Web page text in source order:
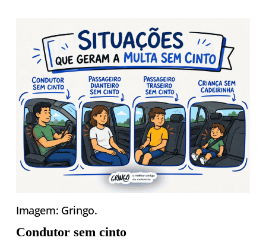
Imagem: Gringo.
Condutor sem cinto